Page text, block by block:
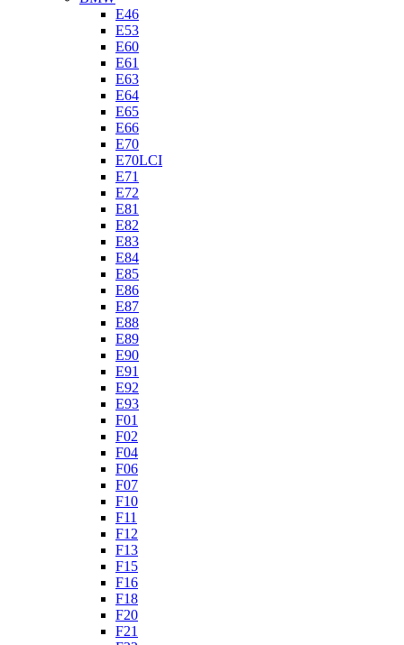
E46
E53
E60
E61
E63
E64
E65
E66
E70
E70LCI
E71
E72
E81
E82
E83
E84
E85
E86
E87
E88
E89
E90
E91
E92
E93
F01
F02
F04
F06
F07
F10
F11
F12
F13
F15
F16
F18
F20
F21